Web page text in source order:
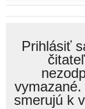
Prihlásiť
smerujú k